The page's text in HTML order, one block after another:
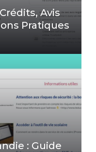
Avis
Pratiques
: Guide